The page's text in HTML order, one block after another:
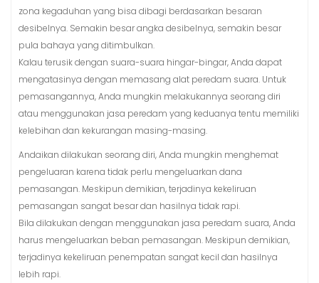
zona kegaduhan yang bisa dibagi berdasarkan besaran
desibelnya. Semakin besar angka desibelnya, semakin besar
pula bahaya yang ditimbulkan.
Kalau terusik dengan suara-suara hingar-bingar, Anda dapat
mengatasinya dengan memasang alat peredam suara. Untuk
pemasangannya, Anda mungkin melakukannya seorang diri
atau menggunakan jasa peredam yang keduanya tentu memiliki
kelebihan dan kekurangan masing-masing.
Andaikan dilakukan seorang diri, Anda mungkin menghemat
pengeluaran karena tidak perlu mengeluarkan dana
pemasangan. Meskipun demikian, terjadinya kekeliruan
pemasangan sangat besar dan hasilnya tidak rapi.
Bila dilakukan dengan menggunakan jasa peredam suara, Anda
harus mengeluarkan beban pemasangan. Meskipun demikian,
terjadinya kekeliruan penempatan sangat kecil dan hasilnya
lebih rapi.